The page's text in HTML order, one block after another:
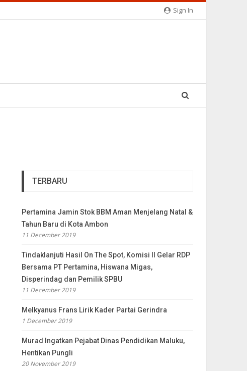
Sign In
TERBARU
Pertamina Jamin Stok BBM Aman Menjelang Natal &
Tahun Baru di Kota Ambon
11 December 2019
Tindaklanjuti Hasil On The Spot, Komisi II Gelar RDP
Bersama PT Pertamina, Hiswana Migas,
Disperindag dan Pemilik SPBU
11 December 2019
Melkyanus Frans Lirik Kader Partai Gerindra
1 December 2019
Murad Ingatkan Pejabat Dinas Pendidikan Maluku,
Hentikan Pungli
20 November 2019